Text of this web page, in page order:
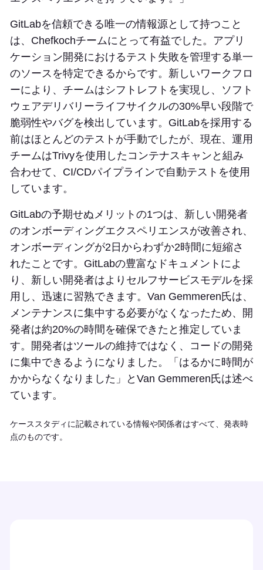
GitLabを信頼できる唯一の情報源として持つこと
は、Chefkochチームにとって有益でした。アプリ
ケーション開発におけるテスト失敗を管理する単一
のソースを特定できるからです。新しいワークフロ
ーにより、チームはシフトレフトを実現し、ソフト
ウェアデリバリーライフサイクルの30%早い段階で
脆弱性やバグを検出しています。GitLabを採用する
前はほとんどのテストが手動でしたが、現在、運用
チームはTrivyを使用したコンテナスキャンと組み
合わせて、CI/CDパイプラインで自動テストを使用
しています。
GitLabの予期せぬメリットの1つは、新しい開発者
のオンボーディングエクスペリエンスが改善され、
オンボーディングが2日からわずか2時間に短縮さ
れたことです。GitLabの豊富なドキュメントによ
り、新しい開発者はよりセルフサービスモデルを採
用し、迅速に習熟できます。Van Gemmeren氏は、
メンテナンスに集中する必要がなくなったため、開
発者は約20%の時間を確保できたと推定していま
す。開発者はツールの維持ではなく、コードの開発
に集中できるようになりました。「はるかに時間が
かからなくなりました」とVan Gemmeren氏は述べ
ています。
ケーススタディに記載されている情報や関係者はすべて、発表時
点のものです。